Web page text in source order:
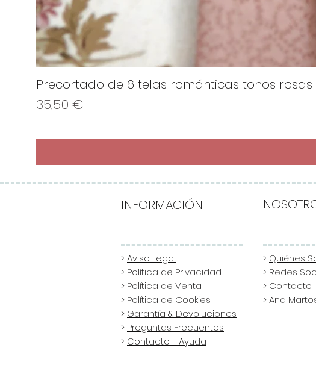
Precortado de 6 telas románticas tonos rosas
Precio
35,50 €
INFORMACIÓN
>Aviso Legal
> Política de Privacidad
> Política de Venta
> Política de Cookies
> Garantía & Devoluciones
> Preguntas Frecuentes
> Contacto - Ayuda
> Quiénes
> Redes
> Contacto
>Ana